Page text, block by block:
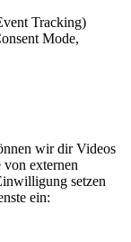
Tracking)
Mode,
wir dir Videos
von externen
setzen
ein: